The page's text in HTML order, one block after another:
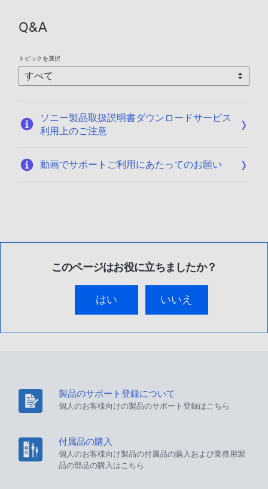
Q&A
トピックを選択
ソニー製品取扱説明書ダウンロードサービス
利用上のご注意
動画でサポートご利用にあたってのお願い
このページはお役に立ちましたか？
はい いいえ
製品のサポート登録について
個人のお客様向けの製品のサポート登録はこちら
付属品の購入
個人のお客様向け製品の付属品の購入および業務用製
品の部品の購入はこちら